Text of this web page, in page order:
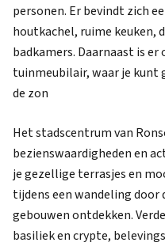
personen. Er bevindt zich
houtkachel, ruime keuken,
badkamers. Daarnaast is
tuinmeubilair, waar je kunt
de zon
Het stadscentrum van
bezienswaardigheden en
je gezellige terrasjes en
tijdens een wandeling door
gebouwen ontdekken.
basiliek en crypte,